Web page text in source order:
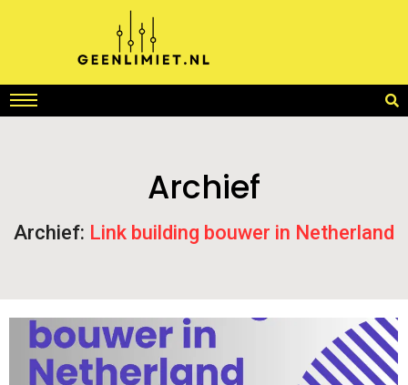
Archief
Archief: Link building bouwer in Netherland